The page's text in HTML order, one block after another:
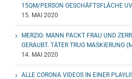
15QM/PERSON GESCHÄFTSFLÄCHE
15. MAI 2020
MERZIG: MANN PACKT FRAU UND
GERAUBT. TÄTER TRUG MASKIERUNG
14. MAI 2020
ALLE CORONA VIDEOS IN EINER